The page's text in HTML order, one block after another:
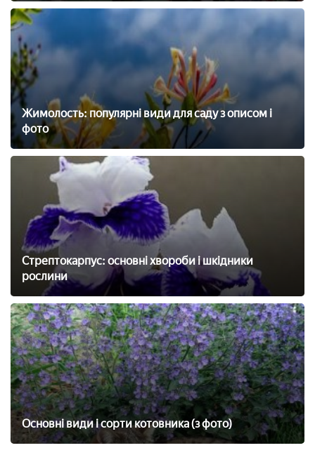
Жимолость: популярні види для саду з описом і
фото
Стрептокарпус: основні хвороби і шкідники
рослини
Основні види і сорти котовника (з фото)